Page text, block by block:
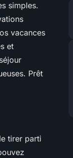
simples.
vacances
et
Prêt
tirer parti